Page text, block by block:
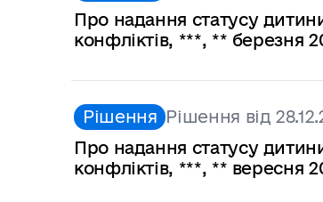
Про надання статусу
конфліктів, ***, ** березня
Рішення Рішення від
Про надання статусу
конфліктів, ***, ** вересня